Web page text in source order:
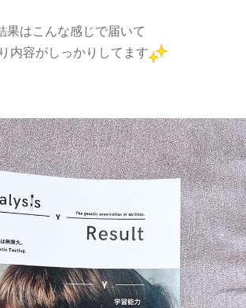
果はこんな感じで届いて
内容がしっかりしてます